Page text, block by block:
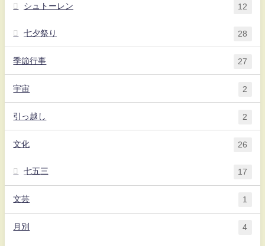
シュトーレン 12
七夕祭り 28
季節行事 27
宇宙 2
引っ越し 2
文化 26
七五三 17
文芸 1
月別 4